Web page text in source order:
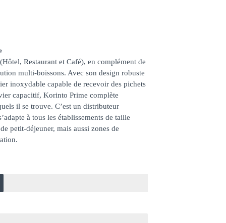
Restaurant et Café), en complément de
multi-boissons. Avec son design robuste
inoxydable capable de recevoir des pichets
capacitif, Korinto Prime complète
il se trouve. C’est un distributeur
à tous les établissements de taille
petit-déjeuner, mais aussi zones de